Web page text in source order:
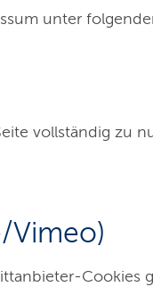
unter
vollständig zu
Vimeo)
Cookies